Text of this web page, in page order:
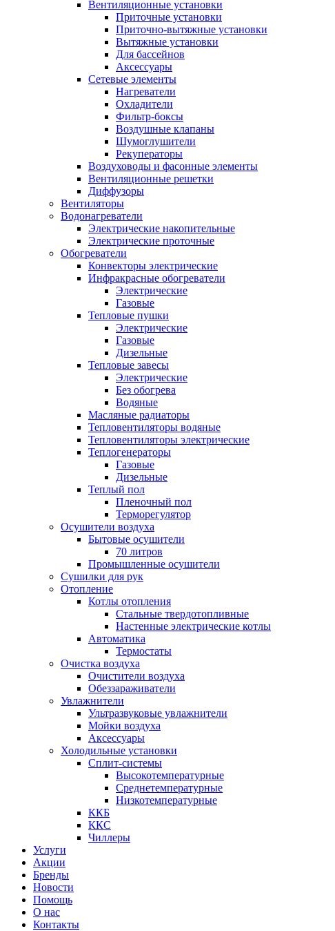
Вентиляционные установки
Приточные установки
Приточно-вытяжные установки
Вытяжные установки
Для бассейнов
Аксессуары
Сетевые элементы
Нагреватели
Охладители
Фильтр-боксы
Воздушные клапаны
Шумоглушители
Рекуператоры
Воздуховоды и фасонные элементы
Вентиляционные решетки
Диффузоры
Вентиляторы
Водонагреватели
Электрические накопительные
Электрические проточные
Обогреватели
Конвекторы электрические
Инфракрасные обогреватели
Электрические
Газовые
Тепловые пушки
Электрические
Газовые
Дизельные
Тепловые завесы
Электрические
Без обогрева
Водяные
Масляные радиаторы
Тепловентиляторы водяные
Тепловентиляторы электрические
Теплогенераторы
Газовые
Дизельные
Теплый пол
Пленочный пол
Терморегулятор
Осушители воздуха
Бытовые осушители
70 литров
Промышленные осушители
Сушилки для рук
Отопление
Котлы отопления
Стальные твердотопливные
Настенные электрические котлы
Автоматика
Термостаты
Очистка воздуха
Очистители воздуха
Обеззараживатели
Увлажнители
Ультразвуковые увлажнители
Мойки воздуха
Аксессуары
Холодильные установки
Сплит-системы
Высокотемпературные
Среднетемпературные
Низкотемпературные
ККБ
ККС
Чиллеры
Услуги
Акции
Бренды
Новости
Помощь
О нас
Контакты